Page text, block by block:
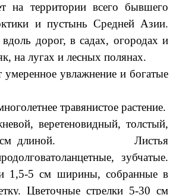
на территории всего бывшего
и пустынь Средней Азии.
дорог, в садах, огородах и
на лугах и лесных полянах.
умеренное увлажнение и богатые
травянистое растение.
веретеновидный, толстый,
60 см длиной. Листья
зубчатые.
1,5-5 см ширины, собранные в
Цветочные стрелки 5-30 см